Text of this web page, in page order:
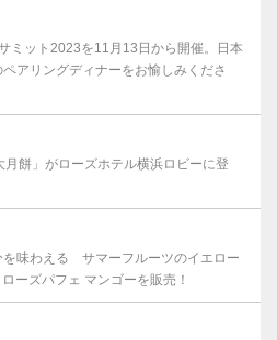
ミット2023を11月13日から開催。日本
アリングディナーをお愉しみくださ
月餅」がローズホテル横浜ロビーに登
を味わえる サマーフルーツのイエロー
ーズパフェ マンゴーを販売！